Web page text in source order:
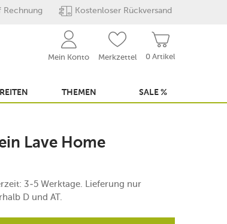
Rechnung Kostenloser Rückversand
0 Artikel
Mein Konto Merkzettel
THEMEN SALE %
Lave Home
3-5 Werktage. Lieferung nur
D und AT.